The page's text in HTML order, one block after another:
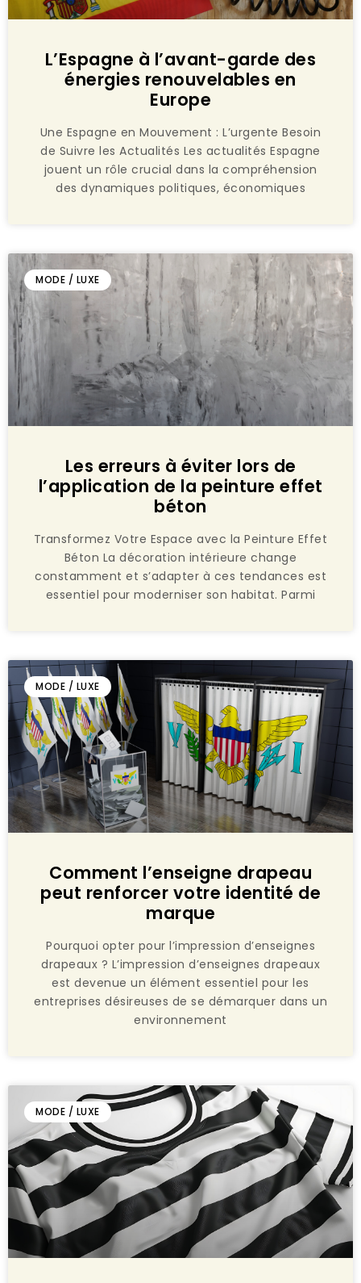
L’Espagne à l’avant-garde des
énergies renouvelables en
Europe
Une Espagne en Mouvement : L’urgente Besoin
de Suivre les Actualités Les actualités Espagne
jouent un rôle crucial dans la compréhension
des dynamiques politiques, économiques
MODE / LUXE
Les erreurs à éviter lors de
l’application de la peinture effet
béton
Transformez Votre Espace avec la Peinture Effet
Béton La décoration intérieure change
constamment et s’adapter à ces tendances est
essentiel pour moderniser son habitat. Parmi
MODE / LUXE
Comment l’enseigne drapeau
peut renforcer votre identité de
marque
Pourquoi opter pour l’impression d’enseignes
drapeaux ? L’impression d’enseignes drapeaux
est devenue un élément essentiel pour les
entreprises désireuses de se démarquer dans un
environnement
MODE / LUXE